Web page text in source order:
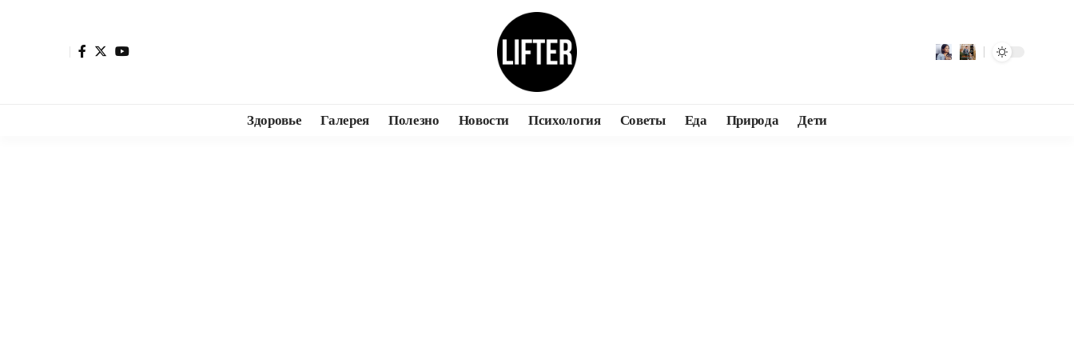
Здоровье Галерея Полезно Новости Психология Советы Еда Природа Дети